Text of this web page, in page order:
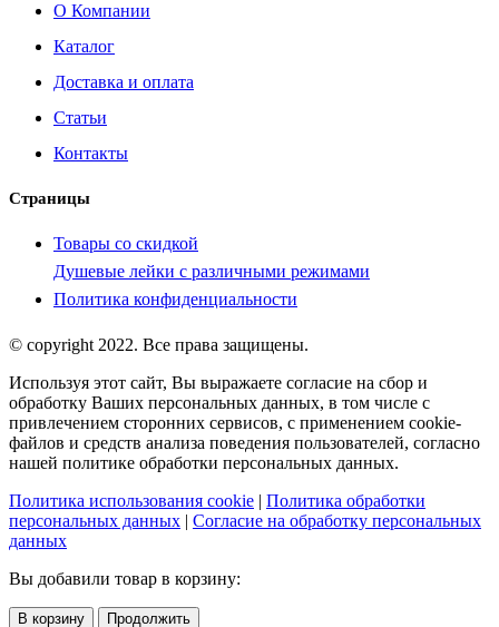
О Компании
Каталог
Доставка и оплата
Статьи
Контакты
Страницы
Товары со скидкой
Душевые лейки с различными режимами
Политика конфиденциальности
© copyright 2022. Все права защищены.
Используя этот сайт, Вы выражаете согласие на сбор и
обработку Ваших персональных данных, в том числе с
привлечением сторонних сервисов, с применением cookie-
файлов и средств анализа поведения пользователей, согласно
нашей политике обработки персональных данных.
Политика использования cookie | Политика обработки
персональных данных | Согласие на обработку персональных
данных
Вы добавили товар в корзину:
В корзину Продолжить